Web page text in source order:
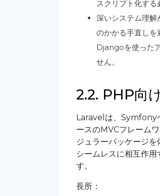
スクリプト化する
深いシステム理
のかかる手直しを
Djangoを使った
せん。
2.2. PHP向
Laravelは、Symfony
ースのMVCフレーム
ジュラーパッケージ
シームレスに相互作
す。
長所：